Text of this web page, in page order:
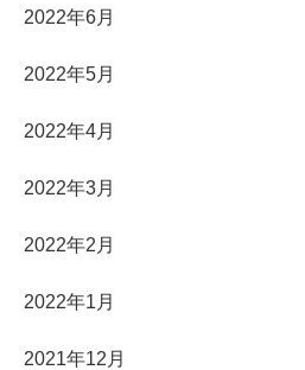
2022年6月
2022年5月
2022年4月
2022年3月
2022年2月
2022年1月
2021年12月